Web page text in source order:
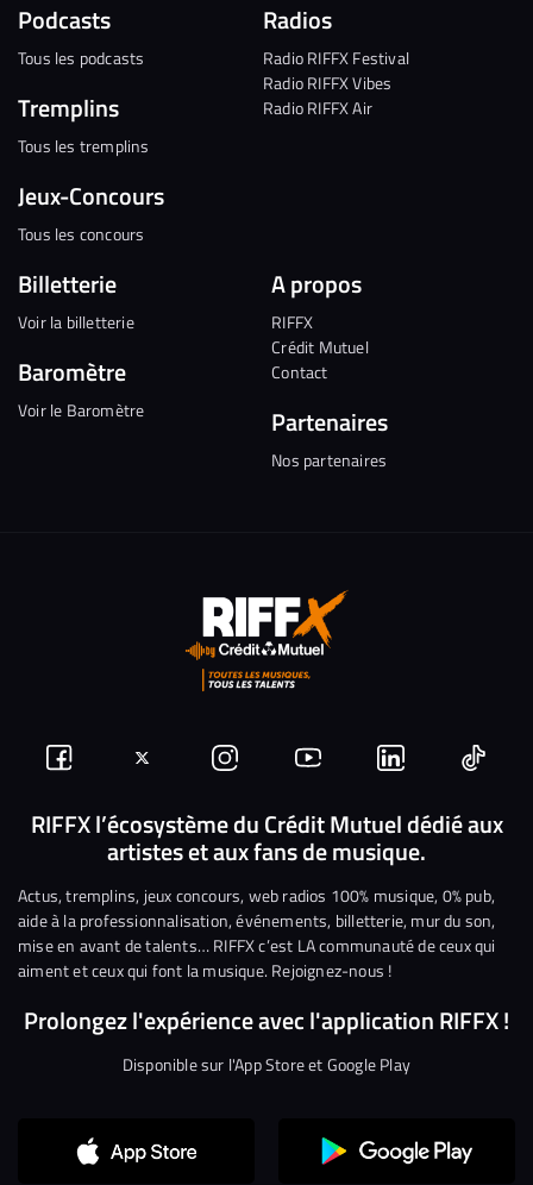
Continuer sans accepter
Podcasts
Tous les podcasts
Tremplins
Tous les tremplins
Jeux-Concours
Tous les concours
Radios
Radio RIFFX Festival
Radio RIFFX Vibes
Radio RIFFX Air
Billetterie
Voir la billetterie
Baromètre
Voir le Baromètre
A propos
RIFFX
Crédit Mutuel
Contact
Partenaires
Nos partenaires
Suivez-
nous
Facebook
Suivez-
nous
sur
Twitter
Nous
rejoindre
sur
Instagram
Nous
rejoindre
sur
YouTube
Nous
rejoindre
sur
Linkedin
Nous
RIFFX l’écosystème du Crédit Mutuel dédié aux
artistes et aux fans de musique.
Actus, tremplins, jeux concours, web radios 100% musique, 0% pub,
aide à la professionnalisation, événements, billetterie, mur du son,
mise en avant de talents… RIFFX c’est LA communauté de ceux qui
aiment et ceux qui font la musique. Rejoignez-nous !
Prolongez l'expérience avec l'application RIFFX !
Disponible sur l'App Store et Google Play